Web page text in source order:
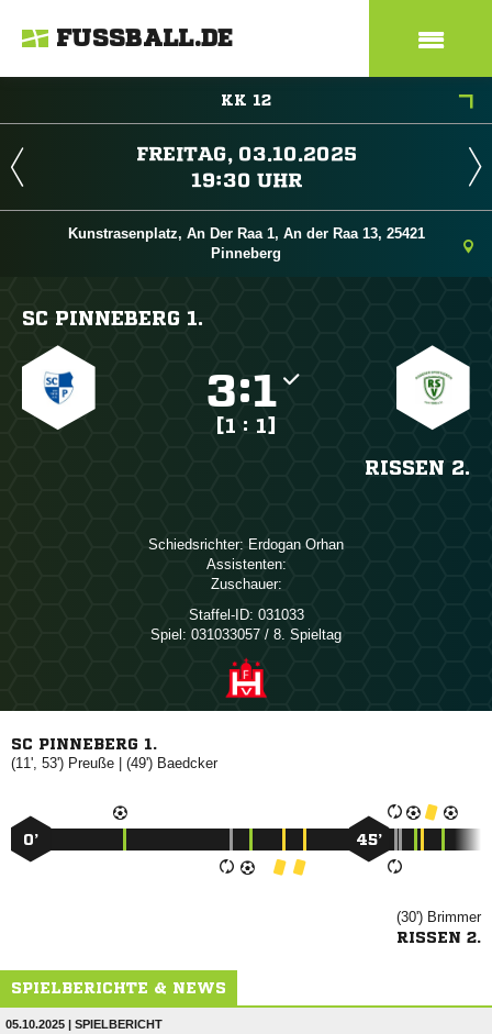
FUSSBALL.DE
KK 12
 
 
Kunstrasenplatz, An Der Raa 1, An der Raa 13, 25421
Pinneberg
SC PINNEBERG 1.
:
[1 : 1]
RISSEN 2.
Schiedsrichter:  
Assistenten:
Zuschauer:
Staffel-ID: 031033
Spiel: 031033057 / 8. Spieltag
SC PINNEBERG 1.
(11', 53')  | (49') 
0’ 45’
(30') 
RISSEN 2.
SPIELBERICHTE & NEWS
05.10.2025 | SPIELBERICHT